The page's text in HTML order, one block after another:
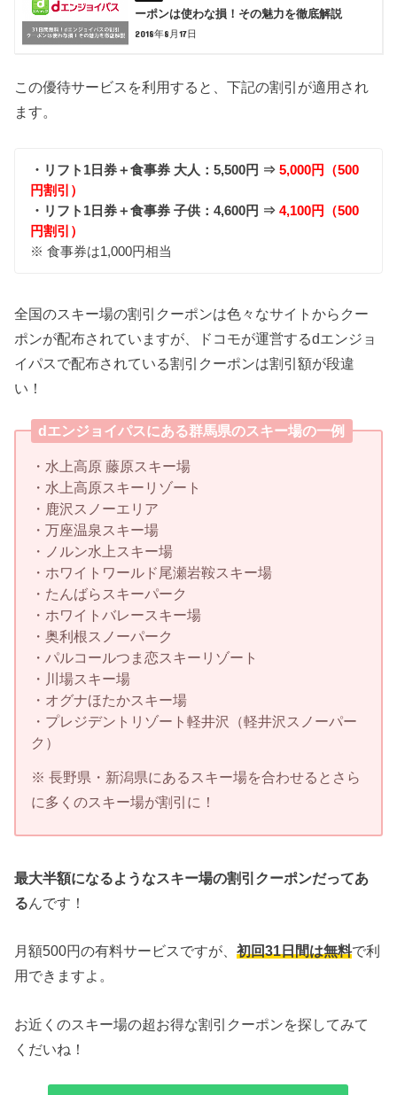
ーポンは使わな損！その魅力を徹底解説
2018年8月17日
この優待サービスを利用すると、下記の割引が適用され
ます。
・リフト1日券＋食事券 大人：5,500円 ⇒5,000円（500
円割引）
・リフト1日券＋食事券 子供：4,600円 ⇒4,100円（500
円割引）
※ 食事券は1,000円相当
全国のスキー場の割引クーポンは色々なサイトからクー
ポンが配布されていますが、ドコモが運営するdエンジョ
イパスで配布されている割引クーポンは割引額が段違
い！
dエンジョイパスにある群馬県のスキー場の一例
・水上高原 藤原スキー場
・水上高原スキーリゾート
・鹿沢スノーエリア
・万座温泉スキー場
・ノルン水上スキー場
・ホワイトワールド尾瀬岩鞍スキー場
・たんばらスキーパーク
・ホワイトバレースキー場
・奥利根スノーパーク
・パルコールつま恋スキーリゾート
・川場スキー場
・オグナほたかスキー場
・プレジデントリゾート軽井沢（軽井沢スノーパー
ク）
※ 長野県・新潟県にあるスキー場を合わせるとさら
に多くのスキー場が割引に！
最大半額になるようなスキー場の割引クーポンだってあ
るんです！
月額500円の有料サービスですが、初回31日間は無料で利
用できますよ。
お近くのスキー場の超お得な割引クーポンを探してみて
くだいね！